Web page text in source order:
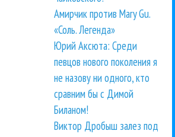
Амирчик против Mary Gu.
«Соль. Легенда»
Юрий Аксюта: Среди
певцов нового поколения я
не назову ни одного, кто
сравним бы с Димой
Биланом!
Виктор Дробыш залез под